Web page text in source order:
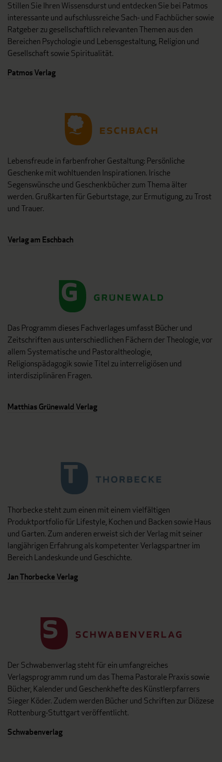
Stillen Sie Ihren Wissensdurst und entdecken Sie bei Patmos
interessante und aufschlussreiche Sach- und Fachbücher sowie
Ratgeber zu gesellschaftlich relevanten Themen aus den
Bereichen Psychologie und Lebensgestaltung, Religion und
Gesellschaft sowie Spiritualität.
Patmos Verlag
Lebensfreude in farbenfroher Gestaltung: Persönliche
Geschenke mit wohltuenden Inspirationen. Irische
Segenswünsche und Geschenkbücher zum Thema älter
werden. Grußkarten für Geburtstage, zur Ermutigung, zu Trost
und Trauer.
Verlag am Eschbach
Das Programm dieses Fachverlages umfasst Bücher und
Zeitschriften aus unterschiedlichen Fächern der Theologie, vor
allem Systematische und Pastoraltheologie,
Religionspädagogik sowie Titel zu interreligiösen und
interdisziplinären Fragen.
Matthias Grünewald Verlag
Thorbecke steht zum einen mit einem vielfältigen
Produktportfolio für Lifestyle, Kochen und Backen sowie Haus
und Garten. Zum anderen erweist sich der Verlag mit seiner
langjährigen Erfahrung als kompetenter Verlagspartner im
Bereich Landeskunde und Geschichte.
Jan Thorbecke Verlag
Der Schwabenverlag steht für ein umfangreiches
Verlagsprogramm rund um das Thema Pastorale Praxis sowie
Bücher, Kalender und Geschenkhefte des Künstlerpfarrers
Sieger Köder. Zudem werden Bücher und Schriften zur Diözese
Rottenburg-Stuttgart veröffentlicht.
Schwabenverlag